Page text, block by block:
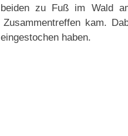
zu Fuß im Wald
kam.
haben.